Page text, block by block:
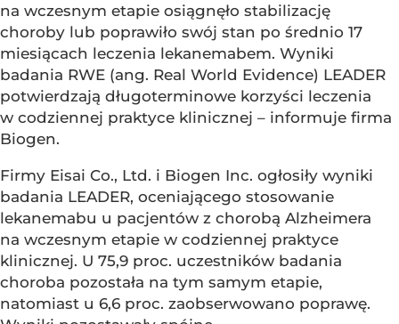
na wczesnym etapie osiągnęło stabilizację
choroby lub poprawiło swój stan po średnio 17
miesiącach leczenia lekanemabem. Wyniki
badania RWE (ang. Real World Evidence) LEADER
potwierdzają długoterminowe korzyści leczenia
w codziennej praktyce klinicznej – informuje firma
Biogen.
Firmy Eisai Co., Ltd. i Biogen Inc. ogłosiły wyniki
badania LEADER, oceniającego stosowanie
lekanemabu u pacjentów z chorobą Alzheimera
na wczesnym etapie w codziennej praktyce
klinicznej. U 75,9 proc. uczestników badania
choroba pozostała na tym samym etapie,
natomiast u 6,6 proc. zaobserwowano poprawę.